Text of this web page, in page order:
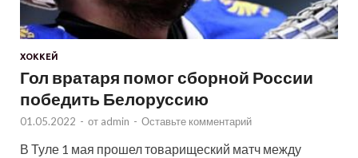
ХОККЕЙ
Гол вратаря помог сборной России
победить Белоруссию
01.05.2022 - от admin - Оставьте комментарий
В Туле 1 мая прошел товарищеский матч между